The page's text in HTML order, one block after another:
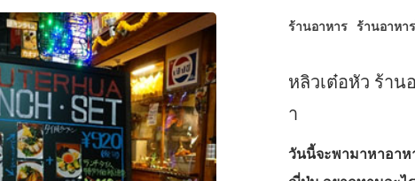
ร้านอาหาร ร้านอาหา
หลิวเต๋อหัว ร้า
า
วันนี้จะพามาหาอาห